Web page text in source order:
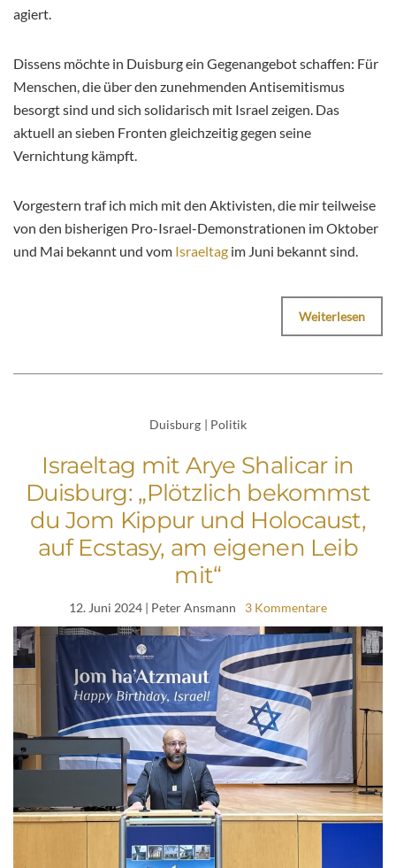
agiert.
Dissens möchte in Duisburg ein Gegenangebot schaffen: Für
Menschen, die über den zunehmenden Antisemitismus
besorgt sind und sich solidarisch mit Israel zeigen. Das
aktuell an sieben Fronten gleichzeitig gegen seine
Vernichtung kämpft.
Vorgestern traf ich mich mit den Aktivisten, die mir teilweise
von den bisherigen Pro-Israel-Demonstrationen im Oktober
und Mai bekannt und vom Israeltag im Juni bekannt sind.
Weiterlesen
Duisburg | Politik
Israeltag mit Arye Shalicar in
Duisburg: „Plötzlich bekommst
du Jom Kippur und Holocaust,
auf Ecstasy, am eigenen Leib
mit“
12. Juni 2024 | Peter Ansmann 3 Kommentare